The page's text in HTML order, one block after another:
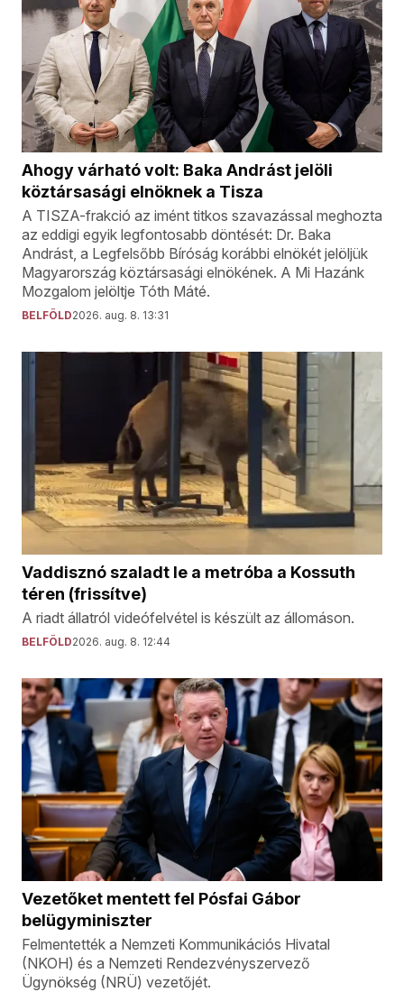
Ahogy várható volt: Baka Andrást jelöli
köztársasági elnöknek a Tisza
A TISZA-frakció az imént titkos szavazással meghozta
az eddigi egyik legfontosabb döntését: Dr. Baka
Andrást, a Legfelsőbb Bíróság korábbi elnökét jelöljük
Magyarország köztársasági elnökének. A Mi Hazánk
Mozgalom jelöltje Tóth Máté.
BELFÖLD2026. aug. 8. 13:31
Vaddisznó szaladt le a metróba a Kossuth
téren (frissítve)
A riadt állatról videófelvétel is készült az állomáson.
BELFÖLD2026. aug. 8. 12:44
Vezetőket mentett fel Pósfai Gábor
belügyminiszter
Felmentették a Nemzeti Kommunikációs Hivatal
(NKOH) és a Nemzeti Rendezvényszervező
Ügynökség (NRÜ) vezetőjét.